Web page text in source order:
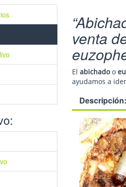
venta
El abichadoo
ayudamos a
Descripción: